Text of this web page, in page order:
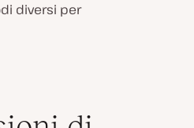
diversi per